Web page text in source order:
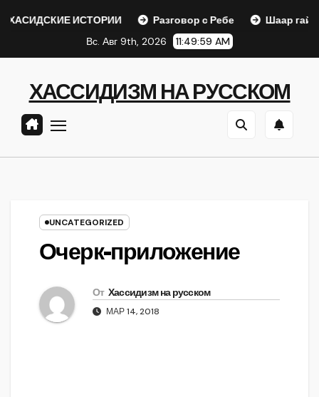
ИСТОРИИ Разговор с Ребе
Шаар гайихуд гл. 1
Вс. Авг 9th, 2026
11:50:00 AM
ХАССИДИЗМ НА РУССКОМ
UNCATEGORIZED
Очерк-приложение
От Хассидизм на русском
МАР 14, 2018